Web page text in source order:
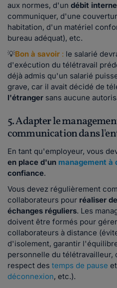
aux normes, d'un débit
communiquer, d'une
habitation, d'un matériel
bureau adéquat), etc.
💡Bon à savoir : le salarié
d'exécution du télétravail
déjà admis qu'un salarié
grave, car il avait décidé de
l'étranger sans aucune
5. Adapter le
communication dans
En tant qu'employeur, vous
en place d'un management à
confiance.
Vous devez régulièrement
collaborateurs pour réaliser
échanges réguliers. Les
doivent être formés pour
collaborateurs à distance
d'isolement, garantir
personnelle du télétravailleur,
respect des temps de pause
déconnexion, etc.).